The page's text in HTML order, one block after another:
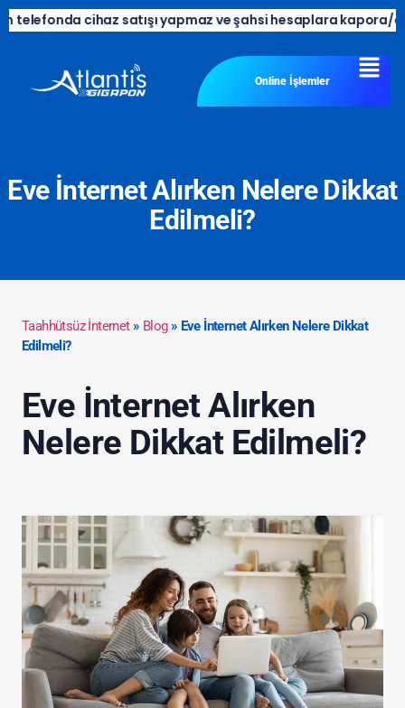
cihaz satışı yapmaz ve şahsi hesaplara kapora/ödeme
Online İşlemler
Eve İnternet Alırken Nelere Dikkat
Edilmeli?
Taahhütsüz İnternet» Blog» Eve İnternet Alırken Nelere Dikkat
Edilmeli?
Eve İnternet Alırken
Nelere Dikkat Edilmeli?